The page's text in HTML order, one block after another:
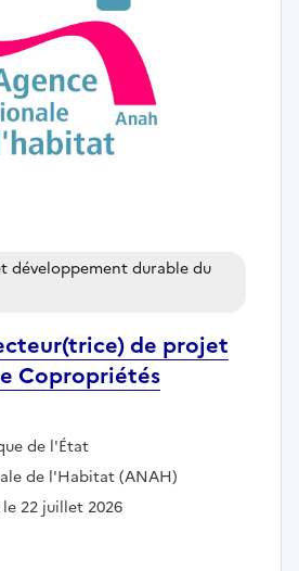
de projet
Copropriétés
développement durable du
:de l'État
de l'Habitat (ANAH)
22 juillet 2026